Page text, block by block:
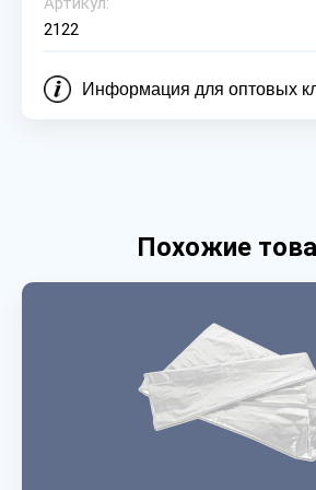
2122
Информация для оптовых
Похожие